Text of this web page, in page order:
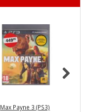
Max Payne 3 (PS3)